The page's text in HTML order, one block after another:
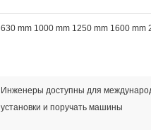
630 mm 1000 mm 1250 mm 1600 mm
Инженеры доступны для
установки и поручать машины